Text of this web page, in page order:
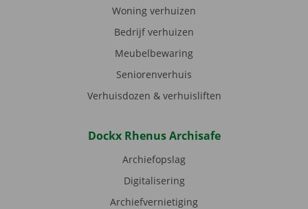
Woning verhuizen
Bedrijf verhuizen
Meubelbewaring
Seniorenverhuis
Verhuisdozen & verhuisliften
Dockx Rhenus Archisafe
Archiefopslag
Digitalisering
Archiefvernietiging